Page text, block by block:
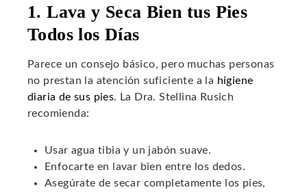
1. Lava y Seca Bien tus Pies
Todos los Días
Parece un consejo básico, pero muchas personas
no prestan la atención suficiente a la higiene
diaria de sus pies. La Dra. Stellina Rusich
recomienda:
Usar agua tibia y un jabón suave.
Enfocarte en lavar bien entre los dedos.
Asegúrate de secar completamente los pies,